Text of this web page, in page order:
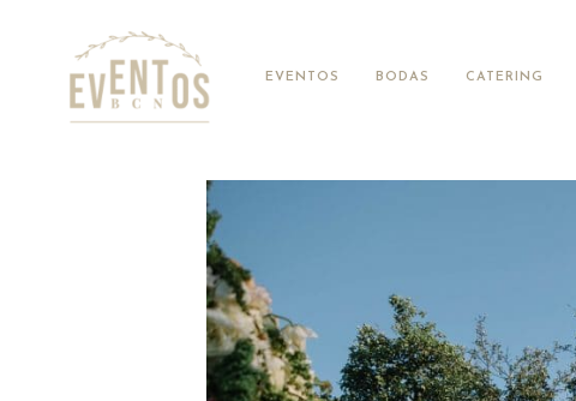
EVENTOS BODAS CATERING